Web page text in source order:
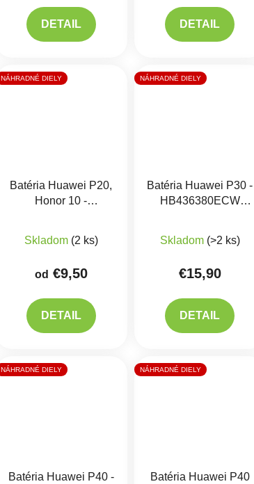
DETAIL DETAIL
NÁHRADNÉ DIELY
Batéria Huawei P20,
Honor 10 -
Skladom (2 ks)
od €9,50
DETAIL
NÁHRADNÉ DIELY
Batéria Huawei P30 -
HB436380ECW
Skladom (>2 ks)
€15,90
DETAIL
NÁHRADNÉ DIELY
Batéria Huawei P40 -
NÁHRADNÉ DIELY
Batéria Huawei P40